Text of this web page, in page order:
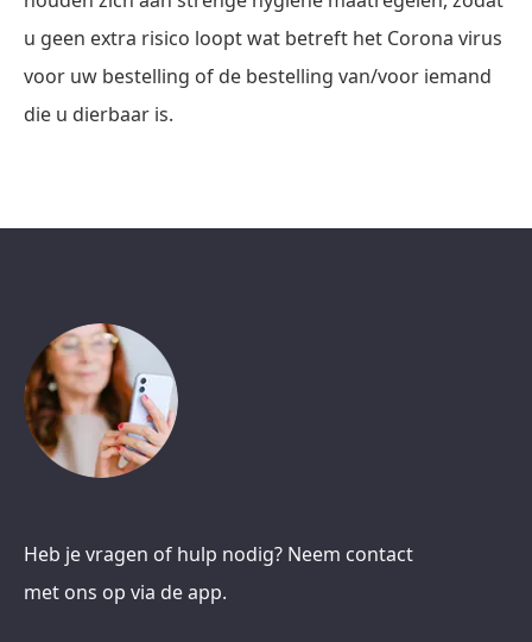
u geen extra risico loopt wat betreft het Corona virus
voor uw bestelling of de bestelling van/voor iemand
die u dierbaar is.
Heb je vragen of hulp nodig? Neem contact
met ons op via de app.